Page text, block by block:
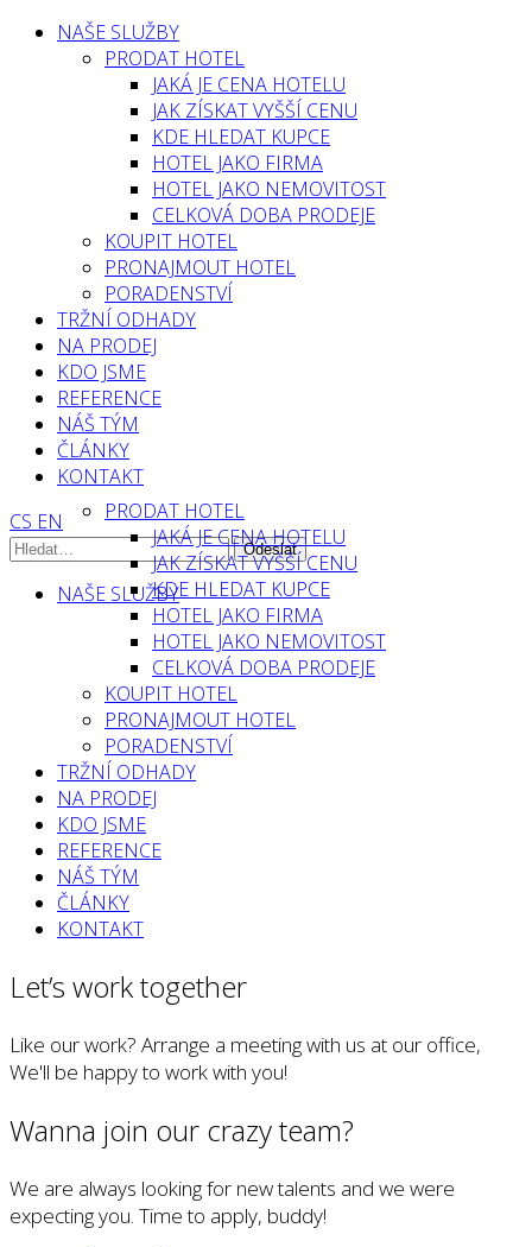
NAŠE SLUŽBY
PRODAT HOTEL
JAKÁ JE CENA HOTELU
JAK ZÍSKAT VYŠŠÍ CENU
KDE HLEDAT KUPCE
HOTEL JAKO FIRMA
HOTEL JAKO NEMOVITOST
CELKOVÁ DOBA PRODEJE
KOUPIT HOTEL
PRONAJMOUT HOTEL
PORADENSTVÍ
TRŽNÍ ODHADY
NA PRODEJ
KDO JSME
REFERENCE
NÁŠ TÝM
ČLÁNKY
KONTAKT
CS EN
NAŠE SLUŽBY
PRODAT HOTEL
JAKÁ JE CENA HOTELU
JAK ZÍSKAT VYŠŠÍ CENU
KDE HLEDAT KUPCE
HOTEL JAKO FIRMA
HOTEL JAKO NEMOVITOST
CELKOVÁ DOBA PRODEJE
KOUPIT HOTEL
PRONAJMOUT HOTEL
PORADENSTVÍ
TRŽNÍ ODHADY
NA PRODEJ
KDO JSME
REFERENCE
NÁŠ TÝM
ČLÁNKY
KONTAKT
Let’s work together
Like our work? Arrange a meeting with us at our office,
We'll be happy to work with you!
Wanna join our crazy team?
We are always looking for new talents and we were
expecting you. Time to apply, buddy!